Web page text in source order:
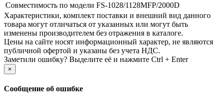
Совместимость по модели FS-1028/­1128MFP/­2000D
Xарактеристики, комплект поставки и внешний вид данного
товара могут отличаться от указанных или могут быть
изменены производителем без отражения в каталоге.
Цены на сайте носят информационный характер, не являются
публичной офертой и указаны без учета НДС.
Заметили ошибку? Выделите её и нажмите Ctrl + Enter
×
Сообщение об ошибке